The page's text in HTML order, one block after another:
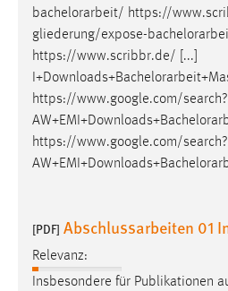
bachelorarbeit/ https://
gliederung/expose-
https://www.scribbr.de/ [...]
I+Downloads+Bachelorarbeit
https://www.google.com/
AW+EMI+Downloads+
https://www.google.com/
AW+EMI+Downloads+
[PDF] Abschlussarbeiten 01
Relevanz:
Insbesondere für Publikationen
Name:
fe_user, be_user,
Zweck:
Dieser Cookie ist notwendig um
einloggen zu können.
Cookie Laufzeit:
24 Stunden
STATISTIK
Statistik Cookies erfassen
Diese Informationen helfen